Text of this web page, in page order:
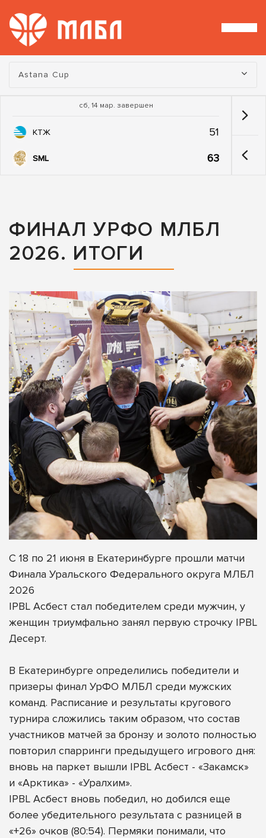
Турнир:
Astana Cup
сб, 14 мар. завершен
КТЖ 51
SML 63
ФИНАЛ УРФО МЛБЛ
2026. ИТОГИ
С 18 по 21 июня в Екатеринбурге прошли матчи
Финала Уральского Федерального округа МЛБЛ
2026
IPBL Асбест стал победителем среди мужчин, у
женщин триумфально занял первую строчку IPBL
Десерт.
В Екатеринбурге определились победители и
призеры финал УрФО МЛБЛ среди мужских
команд. Расписание и результаты кругового
турнира сложились таким образом, что состав
участников матчей за бронзу и золото полностью
повторил спарринги предыдущего игрового дня:
вновь на паркет вышли IPBL Асбест - «Закамск»
и «Арктика» - «Уралхим».
IPBL Асбест вновь победил, но добился еще
более убедительного результата с разницей в
«+26» очков (80:54). Пермяки понимали, что